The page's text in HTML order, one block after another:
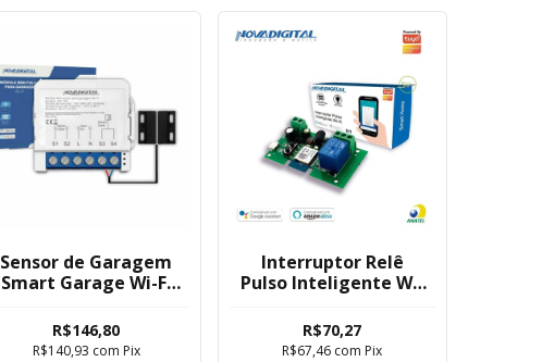
Sensor de Garagem
Smart Garage Wi-Fi
R$146,80
R$140,93 com Pix
Interruptor Relê
Pulso Inteligente Wi-
Tuya Nova Digital
R$70,27
R$67,46 com Pix